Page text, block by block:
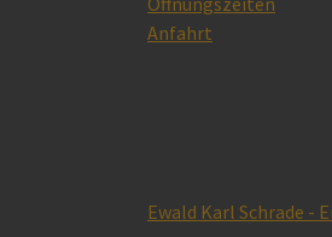
Anfahrt
Ewald Karl Schrade -